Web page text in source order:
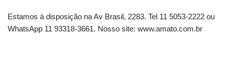
Estamos à disposição na Av Brasil, 2283. Tel 11 5053-2222 ou
WhatsApp 11 93318-3661. Nosso site: www.amato.com.br